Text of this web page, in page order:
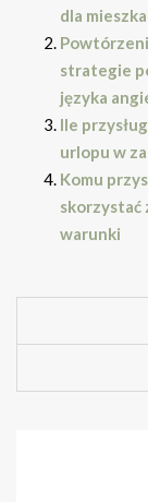
dla
strategie
języka
Ile
urlopu w
Komu
skorzystać
warunki